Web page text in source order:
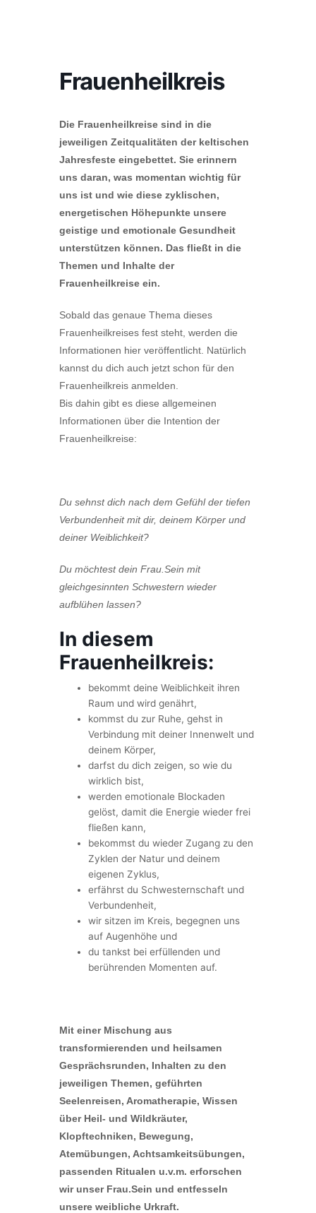
Frauenheilkreis
Die Frauenheilkreise sind in die
jeweiligen Zeitqualitäten der keltischen
Jahresfeste eingebettet. Sie erinnern
uns daran, was momentan wichtig für
uns ist und wie diese zyklischen,
energetischen Höhepunkte unsere
geistige und emotionale Gesundheit
unterstützen können. Das fließt in die
Themen und Inhalte der
Frauenheilkreise ein.
Sobald das genaue Thema dieses
Frauenheilkreises fest steht, werden die
Informationen hier veröffentlicht. Natürlich
kannst du dich auch jetzt schon für den
Frauenheilkreis anmelden.
Bis dahin gibt es diese allgemeinen
Informationen über die Intention der
Frauenheilkreise:
Du sehnst dich nach dem Gefühl der tiefen
Verbundenheit mit dir, deinem Körper und
deiner Weiblichkeit?
Du möchtest dein Frau.Sein mit
gleichgesinnten Schwestern wieder
aufblühen lassen?
In diesem
Frauenheilkreis:
bekommt deine Weiblichkeit ihren
Raum und wird genährt,
kommst du zur Ruhe, gehst in
Verbindung mit deiner Innenwelt und
deinem Körper,
darfst du dich zeigen, so wie du
wirklich bist,
werden emotionale Blockaden
gelöst, damit die Energie wieder frei
fließen kann,
bekommst du wieder Zugang zu den
Zyklen der Natur und deinem
eigenen Zyklus,
erfährst du Schwesternschaft und
Verbundenheit,
wir sitzen im Kreis, begegnen uns
auf Augenhöhe und
du tankst bei erfüllenden und
berührenden Momenten auf.
Mit einer Mischung aus
transformierenden und heilsamen
Gesprächsrunden, Inhalten zu den
jeweiligen Themen, geführten
Seelenreisen, Aromatherapie, Wissen
über Heil- und Wildkräuter,
Klopftechniken, Bewegung,
Atemübungen, Achtsamkeitsübungen,
passenden Ritualen u.v.m. erforschen
wir unser Frau.Sein und entfesseln
unsere weibliche Urkraft.